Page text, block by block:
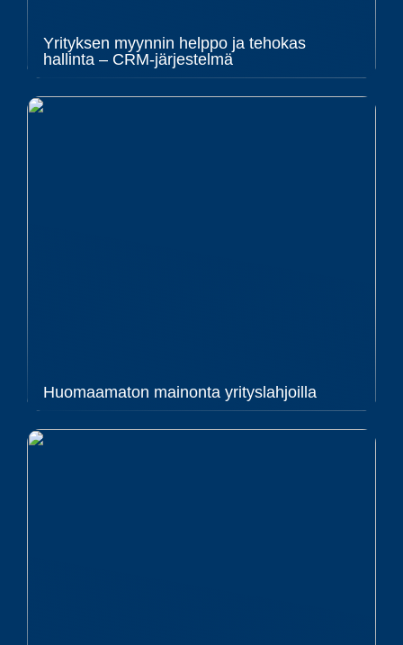
Yrityksen myynnin helppo ja tehokas
hallinta – CRM-järjestelmä
Huomaamaton mainonta yrityslahjoilla